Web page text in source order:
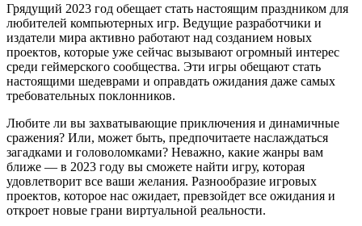
Грядущий 2023 год обещает стать настоящим праздником для
любителей компьютерных игр. Ведущие разработчики и
издатели мира активно работают над созданием новых
проектов, которые уже сейчас вызывают огромный интерес
среди геймерского сообщества. Эти игры обещают стать
настоящими шедеврами и оправдать ожидания даже самых
требовательных поклонников.
Любите ли вы захватывающие приключения и динамичные
сражения? Или, может быть, предпочитаете наслаждаться
загадками и головоломками? Неважно, какие жанры вам
ближе — в 2023 году вы сможете найти игру, которая
удовлетворит все ваши желания. Разнообразие игровых
проектов, которое нас ожидает, превзойдет все ожидания и
откроет новые грани виртуальной реальности.